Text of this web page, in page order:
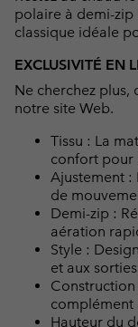
polaire à demi-
classique idéale
EXCLUSIVITÉ EN
Ne cherchez plus,
notre site Web.
Tissu : La
confort pour
Ajustement :
de
Demi-zip :
aération
Style :
et aux
complément
Hauteur du